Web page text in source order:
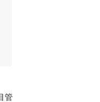
管